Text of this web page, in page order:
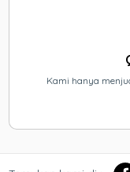
Kami hanya